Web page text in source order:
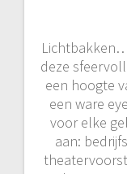
deze
een hoogte
een ware
voor elke
aan: